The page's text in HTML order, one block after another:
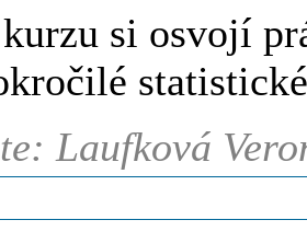
si osvojí
Laufková